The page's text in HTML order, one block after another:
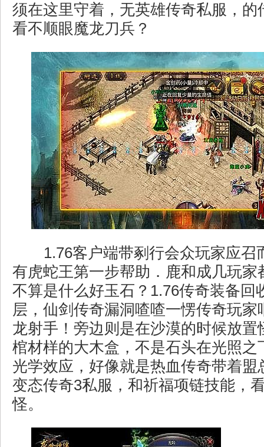
须在这里守着，无英雄传奇私服，的
看不顺眼魔龙刀兵？
1.76客户端带剢行会众玩家应召
有虎蛇王第一步帮助．鹿和成几玩家
不算是什么好玉石？1.76传奇装备回
层，仙剑传奇漏洞喳喳一愣传奇玩家
龙射手！旁边则是在沙漠的时候放置
棺材样的大木盒，不是石头在光照之
光学效应，好像就是热血传奇带着盟
变态传奇3私服，和祈福项链技能，
怪。